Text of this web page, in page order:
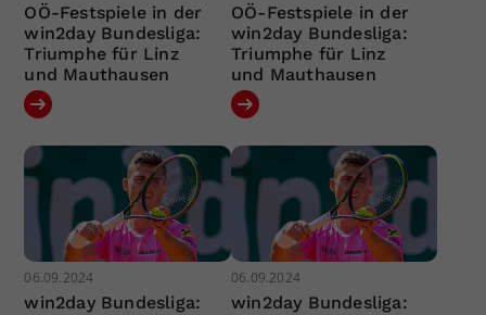
OÖ-Festspiele in der
win2day Bundesliga:
Triumphe für Linz
und Mauthausen
OÖ-Festspiele in der
win2day Bundesliga:
Triumphe für Linz
und Mauthausen
06.09.2024
win2day Bundesliga:
06.09.2024
win2day Bundesliga: